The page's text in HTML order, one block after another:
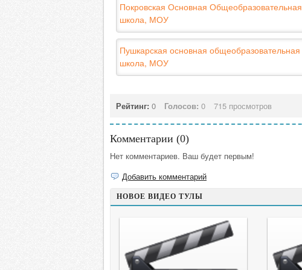
Покровская Основная Общеобразовательная
школа, МОУ
Пушкарская основная общеобразовательная
школа, МОУ
Рейтинг: 0 Голосов: 0 715 просмотров
Комментарии (0)
Нет комментариев. Ваш будет первым!
Добавить комментарий
НОВОЕ ВИДЕО ТУЛЫ